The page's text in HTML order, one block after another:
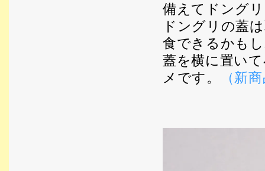
備えてドング
ドングリの蓋
食できるかも
蓋を横に置い
メです。
（新